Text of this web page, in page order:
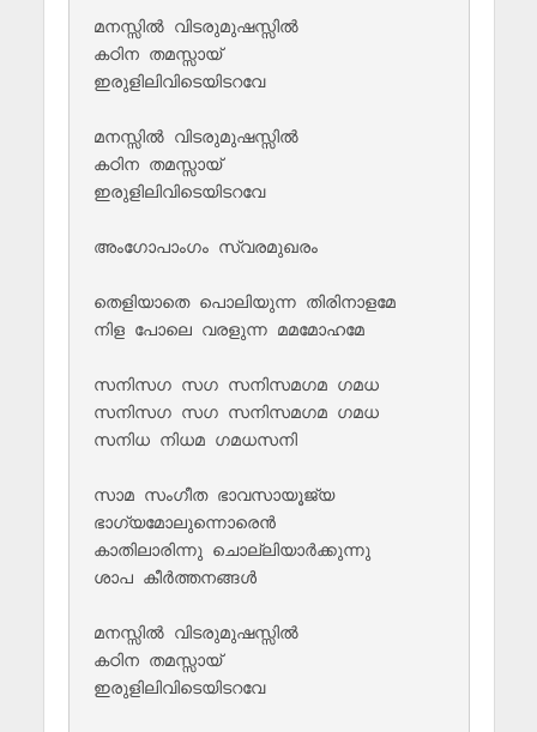
മനസ്സിൽ വിടരുമുഷസ്സിൽ
കഠിന തമസ്സായ്
ഇരുളിലിവിടെയിടറവേ
മനസ്സിൽ വിടരുമുഷസ്സിൽ
കഠിന തമസ്സായ്
ഇരുളിലിവിടെയിടറവേ
അംഗോപാംഗം സ്വരമുഖരം
തെളിയാതെ പൊലിയുന്ന തിരിനാളമേ
നിള പോലെ വരളുന്ന മമമോഹമേ
സനിസഗ സഗ സനിസമഗമ ഗമധ
സനിസഗ സഗ സനിസമഗമ ഗമധ
സനിധ നിധമ ഗമധസനി
സാമ സംഗീത ഭാവസായൂജ്യ
ഭാഗ്യമോലുന്നൊരെൻ
കാതിലാരിന്നു ചൊല്ലിയാർക്കുന്നു
ശാപ കീർത്തനങ്ങൾ
മനസ്സിൽ വിടരുമുഷസ്സിൽ
കഠിന തമസ്സായ്
ഇരുളിലിവിടെയിടറവേ